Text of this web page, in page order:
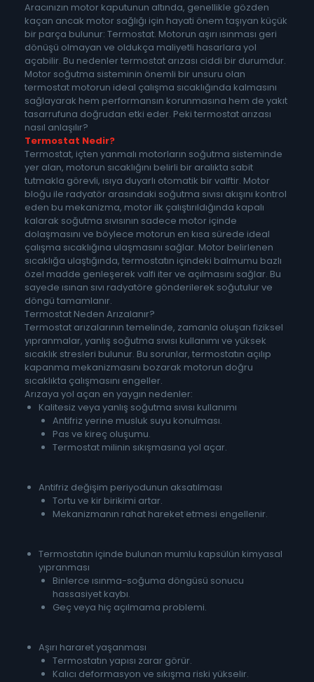
Aracınızın motor kaputunun altında, genellikle gözden
kaçan ancak motor sağlığı için hayati önem taşıyan küçük
bir parça bulunur: Termostat. Motorun aşırı ısınması geri
dönüşü olmayan ve oldukça maliyetli hasarlara yol
açabilir. Bu nedenler termostat arızası ciddi bir durumdur.
Motor soğutma sisteminin önemli bir unsuru olan
termostat motorun ideal çalışma sıcaklığında kalmasını
sağlayarak hem performansın korunmasına hem de yakıt
tasarrufuna doğrudan etki eder. Peki termostat arızası
nasıl anlaşılır?
Termostat Nedir?
Termostat, içten yanmalı motorların soğutma sisteminde
yer alan, motorun sıcaklığını belirli bir aralıkta sabit
tutmakla görevli, ısıya duyarlı otomatik bir valftir. Motor
bloğu ile radyatör arasındaki soğutma sıvısı akışını kontrol
eden bu mekanizma, motor ilk çalıştırıldığında kapalı
kalarak soğutma sıvısının sadece motor içinde
dolaşmasını ve böylece motorun en kısa sürede ideal
çalışma sıcaklığına ulaşmasını sağlar. Motor belirlenen
sıcaklığa ulaştığında, termostatın içindeki balmumu bazlı
özel madde genleşerek valfi iter ve açılmasını sağlar. Bu
sayede ısınan sıvı radyatöre gönderilerek soğutulur ve
döngü tamamlanır.
Termostat Neden Arızalanır?
Termostat arızalarının temelinde, zamanla oluşan fiziksel
yıpranmalar, yanlış soğutma sıvısı kullanımı ve yüksek
sıcaklık stresleri bulunur. Bu sorunlar, termostatın açılıp
kapanma mekanizmasını bozarak motorun doğru
sıcaklıkta çalışmasını engeller.
Arızaya yol açan en yaygın nedenler:
Kalitesiz veya yanlış soğutma sıvısı kullanımı
Antifriz yerine musluk suyu konulması.
Pas ve kireç oluşumu.
Termostat milinin sıkışmasına yol açar.
Antifriz değişim periyodunun aksatılması
Tortu ve kir birikimi artar.
Mekanizmanın rahat hareket etmesi engellenir.
Termostatın içinde bulunan mumlu kapsülün kimyasal
yıpranması
Binlerce ısınma-soğuma döngüsü sonucu
hassasiyet kaybı.
Geç veya hiç açılmama problemi.
Aşırı hararet yaşanması
Termostatın yapısı zarar görür.
Kalıcı deformasyon ve sıkışma riski yükselir.